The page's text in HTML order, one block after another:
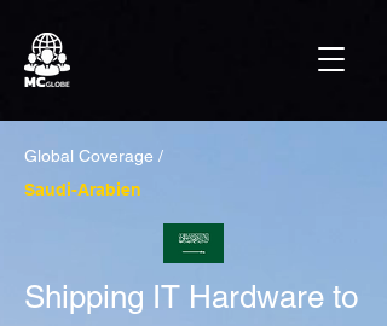
Global Coverage /
Saudi-Arabien
Shipping IT Hardware to